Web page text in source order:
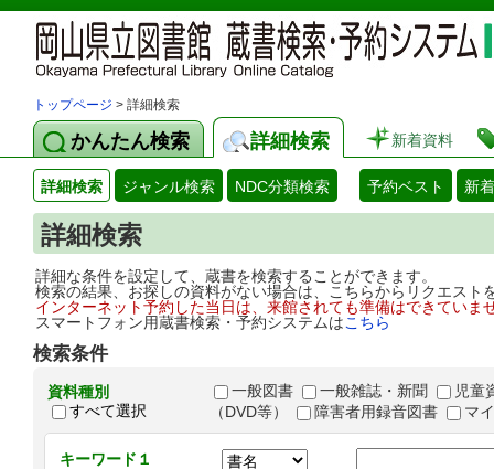
トップページ > 詳細検索
かんたん検索 詳細検索 新着資料
詳細検索 ジャンル検索 NDC分類検索 予約ベスト 新
詳細検索
詳細な条件を設定して、蔵書を検索することができます。
検索の結果、お探しの資料がない場合は、こちらからリクエス
インターネット予約した当日は、来館されても準備はできてい
スマートフォン用蔵書検索・予約システムはこちら
検索条件
資料種別
すべて選択
一般図書 一般雑誌・新聞
児童
（DVD等）
障害者用録音図書 マ
キーワード１